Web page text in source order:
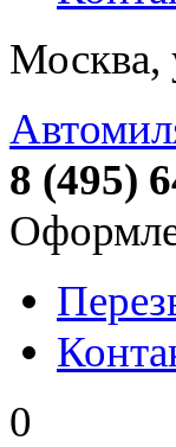
Москва,
8 (495)
0